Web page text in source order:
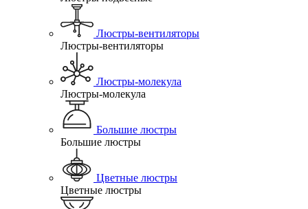
Люстры-вентиляторы
Люстры-вентиляторы
Люстры-молекула
Люстры-молекула
Большие люстры
Большие люстры
Цветные люстры
Цветные люстры